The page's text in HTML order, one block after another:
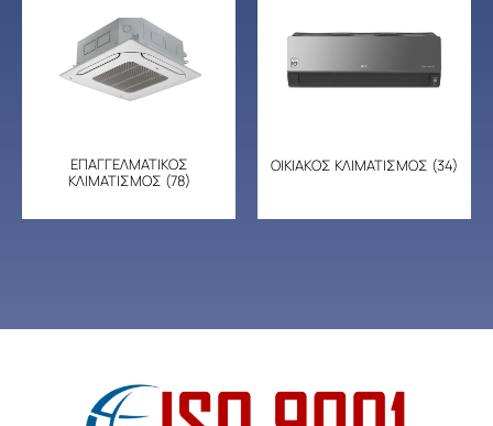
ΕΠΑΓΓΕΛΜΑΤΙΚΟΣ
ΚΛΙΜΑΤΙΣΜΟΣ (78)
ΟΙΚΙΑΚΟΣ ΚΛΙΜΑΤΙΣΜΟΣ (34)